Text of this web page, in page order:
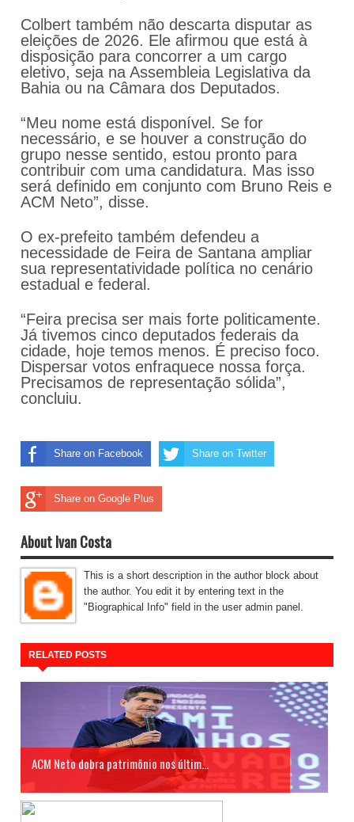
Colbert também não descarta disputar as
eleições de 2026. Ele afirmou que está à
disposição para concorrer a um cargo
eletivo, seja na Assembleia Legislativa da
Bahia ou na Câmara dos Deputados.
“Meu nome está disponível. Se for
necessário, e se houver a construção do
grupo nesse sentido, estou pronto para
contribuir com uma candidatura. Mas isso
será definido em conjunto com Bruno Reis e
ACM Neto”, disse.
O ex-prefeito também defendeu a
necessidade de Feira de Santana ampliar
sua representatividade política no cenário
estadual e federal.
“Feira precisa ser mais forte politicamente.
Já tivemos cinco deputados federais da
cidade, hoje temos menos. É preciso foco.
Dispersar votos enfraquece nossa força.
Precisamos de representação sólida”,
concluiu.
Share on Facebook Share on Twitter
Share on Google Plus
About Ivan Costa
This is a short description in the author block about
the author. You edit it by entering text in the
"Biographical Info" field in the user admin panel.
RELATED POSTS
ACM Neto dobra patrimônio nos últim...